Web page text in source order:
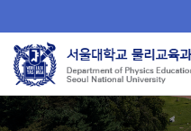
로
메
뉴